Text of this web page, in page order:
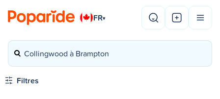
FR▾
Collingwood à Brampton
Filtres